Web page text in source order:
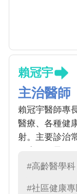
賴冠宇
主治醫師
賴冠宇醫師專
醫療、各種健
射。主要診治
高血脂、癌症
#高齡醫學科
#社區健康專